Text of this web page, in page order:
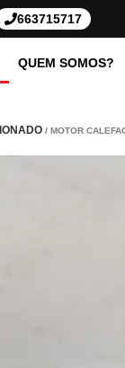
663715717
QUEM SOMOS?
/ MOTOR